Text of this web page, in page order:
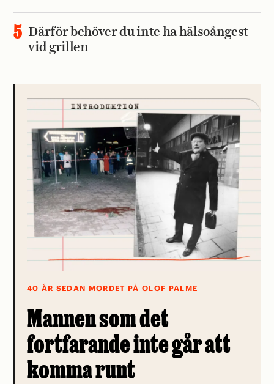
Därför behöver du inte ha hälsoångest
vid grillen
40 ÅR SEDAN MORDET PÅ OLOF PALME
Mannen som det
fortfarande inte går att
komma runt